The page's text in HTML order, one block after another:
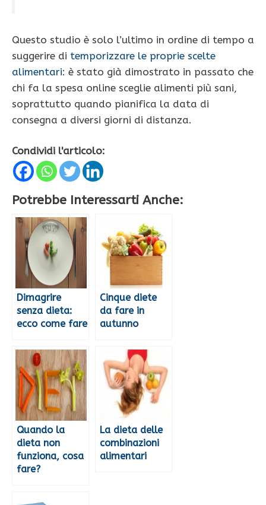
Questo studio è solo l’ultimo in ordine di tempo a
suggerire di temporizzare le proprie scelte
alimentari: è stato già dimostrato in passato che
chi fa la spesa online sceglie alimenti più sani,
soprattutto quando pianifica la data di
consegna a diversi giorni di distanza.
Condividi l'articolo:
Potrebbe Interessarti Anche:
Dimagrire
senza dieta:
ecco come fare
Cinque diete
da fare in
autunno
Quando la
dieta non
funziona, cosa
fare?
La dieta delle
combinazioni
alimentari